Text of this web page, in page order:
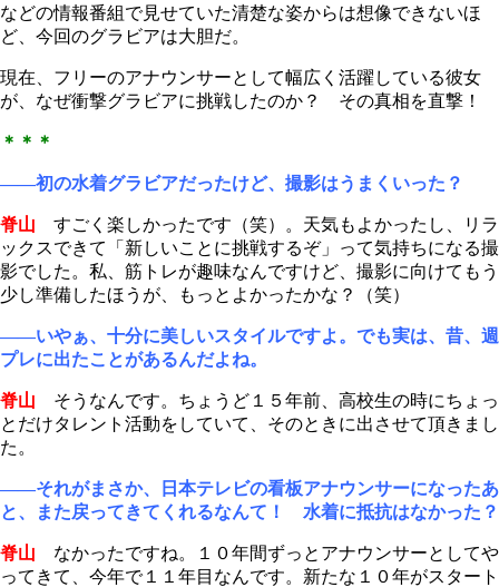
などの情報番組で見せていた清楚な姿からは想像できないほ
ど、今回のグラビアは大胆だ。
現在、フリーのアナウンサーとして幅広く活躍している彼女
が、なぜ衝撃グラビアに挑戦したのか？ その真相を直撃！
＊＊＊
――初の水着グラビアだったけど、撮影はうまくいった？
脊山 すごく楽しかったです（笑）。天気もよかったし、リラ
ックスできて「新しいことに挑戦するぞ」って気持ちになる撮
影でした。私、筋トレが趣味なんですけど、撮影に向けてもう
少し準備したほうが、もっとよかったかな？（笑）
――いやぁ、十分に美しいスタイルですよ。でも実は、昔、週
プレに出たことがあるんだよね。
脊山 そうなんです。ちょうど１５年前、高校生の時にちょっ
とだけタレント活動をしていて、そのときに出させて頂きまし
た。
――それがまさか、日本テレビの看板アナウンサーになったあ
と、また戻ってきてくれるなんて！ 水着に抵抗はなかった？
脊山 なかったですね。１０年間ずっとアナウンサーとしてや
ってきて、今年で１１年目なんです。新たな１０年がスタート